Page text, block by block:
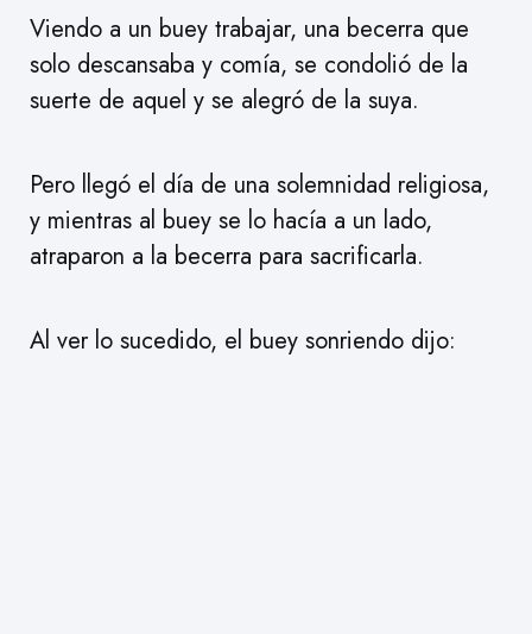
Viendo a un buey trabajar, una becerra que
solo descansaba y comía, se condolió de la
suerte de aquel y se alegró de la suya.
Pero llegó el día de una solemnidad religiosa,
y mientras al buey se lo hacía a un lado,
atraparon a la becerra para sacrificarla.
Al ver lo sucedido, el buey sonriendo dijo: